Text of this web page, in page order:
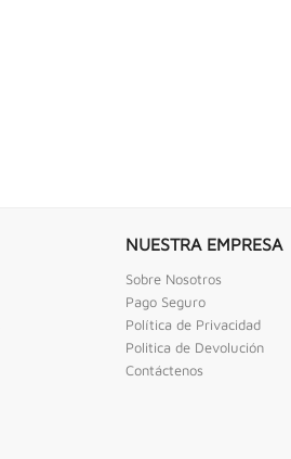
NUESTRA EMPRESA
Sobre Nosotros
Pago Seguro
Política de Privacidad
Politica de Devolución
Contáctenos